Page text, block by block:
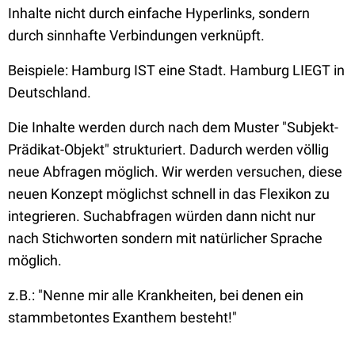
Inhalte nicht durch einfache Hyperlinks, sondern
durch sinnhafte Verbindungen verknüpft.
Beispiele: Hamburg IST eine Stadt. Hamburg LIEGT in
Deutschland.
Die Inhalte werden durch nach dem Muster "Subjekt-
Prädikat-Objekt" strukturiert. Dadurch werden völlig
neue Abfragen möglich. Wir werden versuchen, diese
neuen Konzept möglichst schnell in das Flexikon zu
integrieren. Suchabfragen würden dann nicht nur
nach Stichworten sondern mit natürlicher Sprache
möglich.
z.B.: "Nenne mir alle Krankheiten, bei denen ein
stammbetontes Exanthem besteht!"